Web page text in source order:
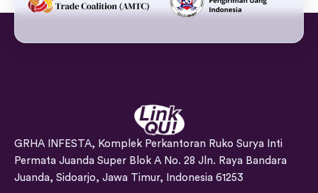
GRHA INFESTA, Komplek Perkantoran Ruko Surya Inti
Permata Juanda Super Blok A No. 28 Jln. Raya Bandara
Juanda, Sidoarjo, Jawa Timur, Indonesia 61253